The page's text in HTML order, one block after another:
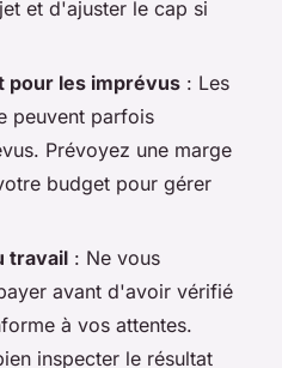
et d'ajuster le cap si
pour les imprévus : Les
peuvent parfois
Prévoyez une marge
budget pour gérer
travail : Ne vous
avant d'avoir vérifié
à vos attentes.
inspecter le résultat